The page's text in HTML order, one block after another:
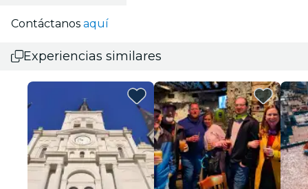
Contáctanos aquí
Experiencias similares